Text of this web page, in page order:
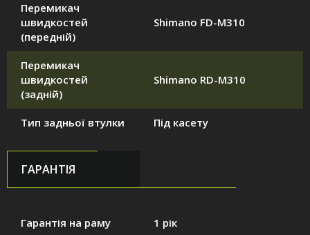
Перемикач
швидкостей
(передній)
Shimano FD-M310
Перемикач
швидкостей
(задній)
Shimano RD-M310
Тип задньої втулки Під касету
ГАРАНТІЯ
Гарантія на раму 1 рік